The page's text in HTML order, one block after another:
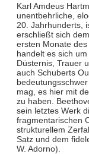
Karl Amdeus
unentbehrliche,
20. Jahrhunderts,
erschließt sich
ersten Monate
handelt es sich
Düsternis, Trauer
auch Schuberts
mag, es hier mit
zu haben.
sein letztes Werk
fragmentarischen
strukturellem
Satz und dem
W. Adorno).